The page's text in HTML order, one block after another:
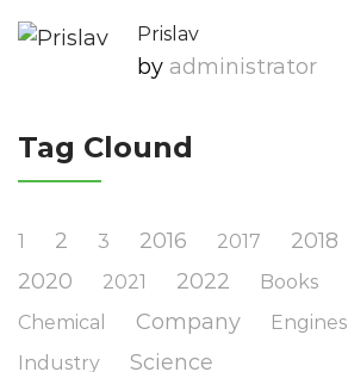
Prislav
by Administrator
Tag Clound
1 2 3 2016 2017 2018
2020 2021 2022 Books
Chemical Company Engines
Industry Science